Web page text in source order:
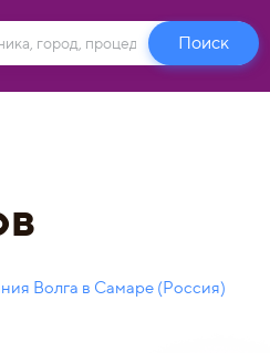
Волга в Самаре (Россия)